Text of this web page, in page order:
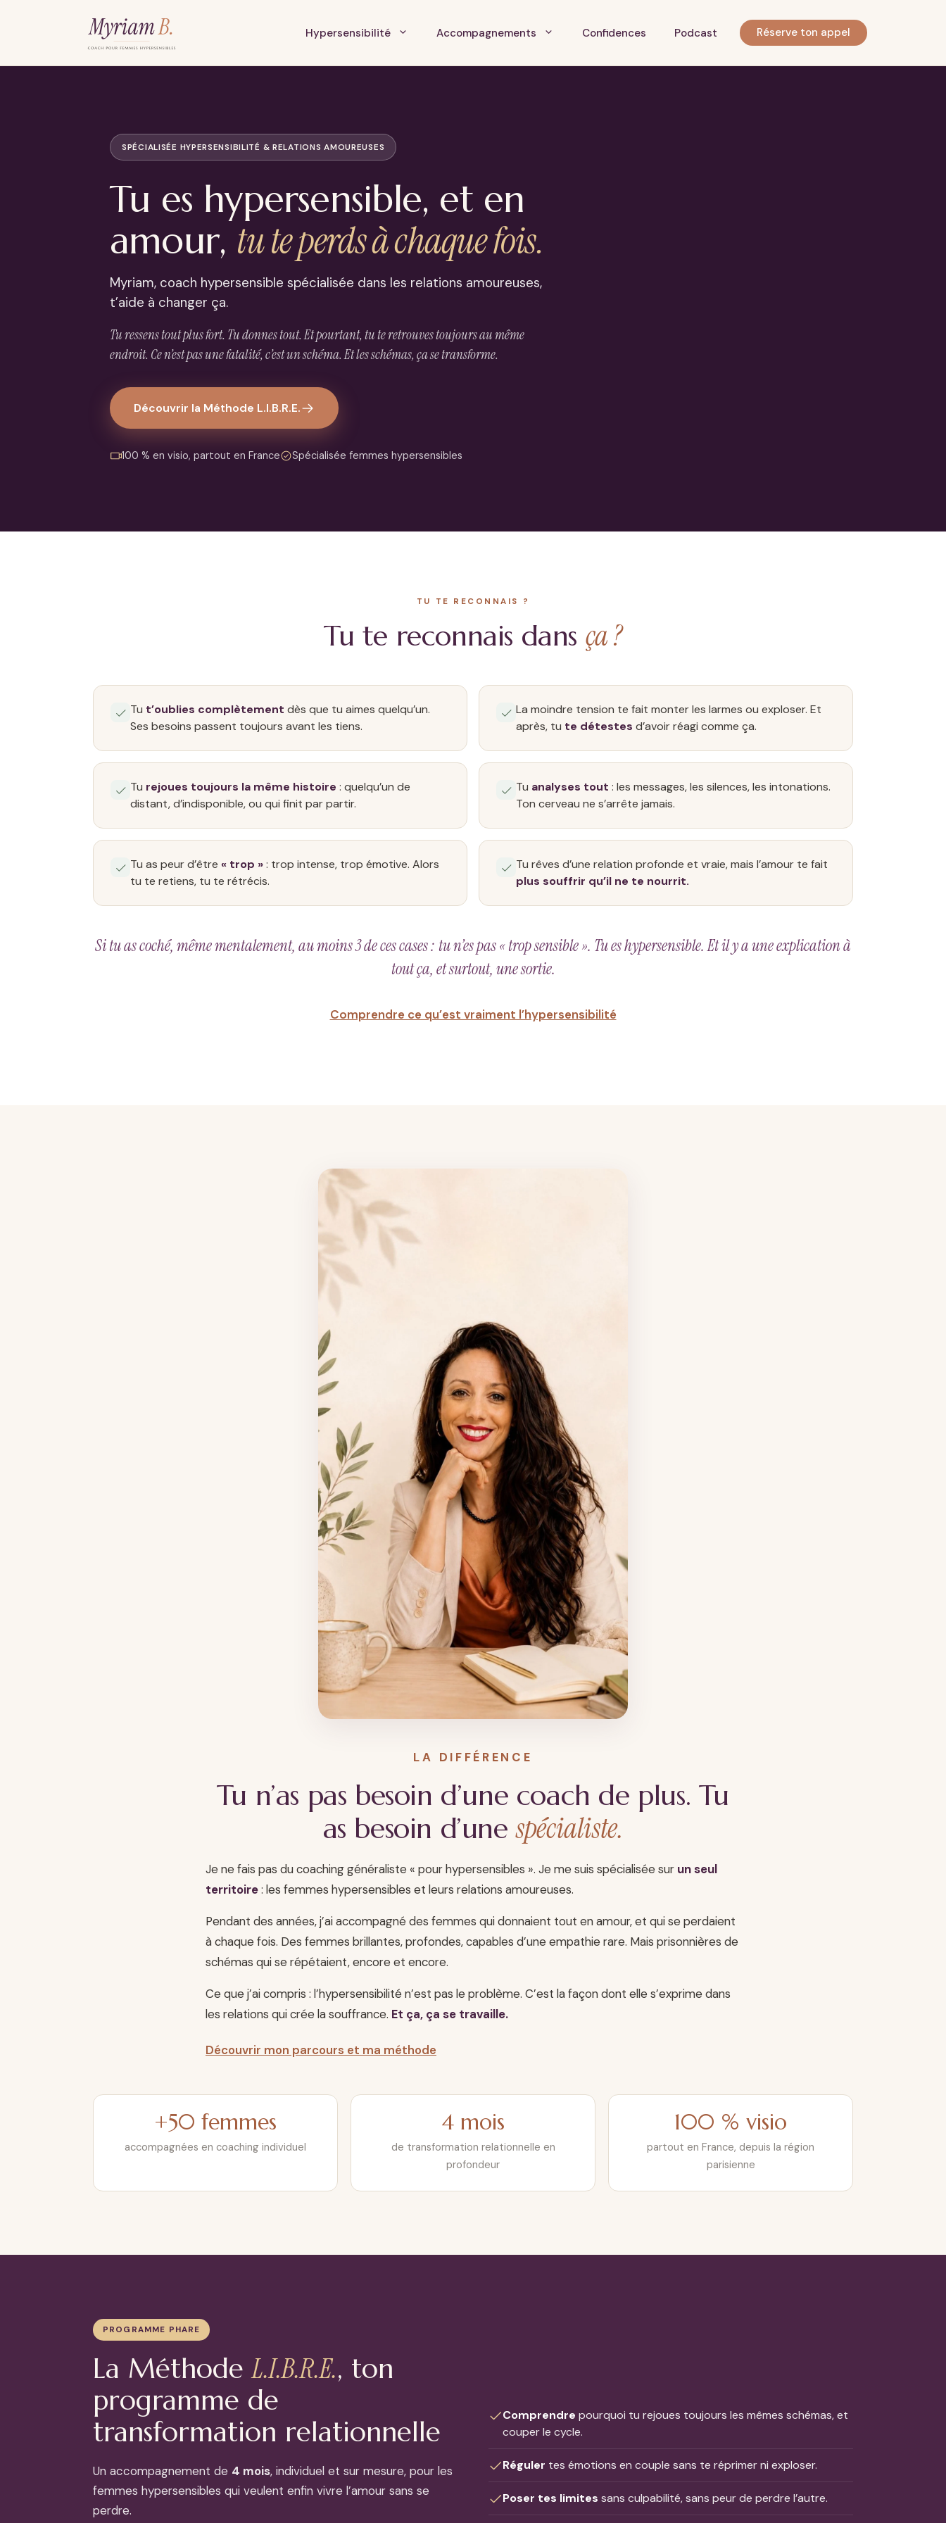
Hypersensibilité Accompagnements Confidences Podcast Réserve ton appel
SPÉCIALISÉE HYPERSENSIBILITÉ & RELATIONS AMOUREUSES
Tu es hypersensible, et en
amour, tu te perds à chaque fois.
Myriam, coach hypersensible spécialisée dans les relations amoureuses,
t’aide à changer ça.
Tu ressens tout plus fort. Tu donnes tout. Et pourtant, tu te retrouves toujours au même
endroit. Ce n’est pas une fatalité, c’est un schéma. Et les schémas, ça se transforme.
Découvrir la Méthode L.I.B.R.E.
100 % en visio, partout en France Spécialisée femmes hypersensibles
TU TE RECONNAIS ?
Tu te reconnais dans ça ?
Tu t’oublies complètement dès que tu aimes quelqu’un.
Ses besoins passent toujours avant les tiens.
La moindre tension te fait monter les larmes ou exploser. Et
après, tu te détestes d’avoir réagi comme ça.
Tu rejoues toujours la même histoire : quelqu’un de
distant, d’indisponible, ou qui finit par partir.
Tu analyses tout : les messages, les silences, les intonations.
Ton cerveau ne s’arrête jamais.
Tu as peur d’être « trop »: trop intense, trop émotive. Alors
tu te retiens, tu te rétrécis.
Tu rêves d’une relation profonde et vraie, mais l’amour te fait
plus souffrir qu’il ne te nourrit.
Si tu as coché, même mentalement, au moins 3 de ces cases : tu n’es pas « trop sensible ». Tu es hypersensible. Et il y a une explication à
tout ça, et surtout, une sortie.
Comprendre ce qu’est vraiment l’hypersensibilité
LA DIFFÉRENCE
Tu n’as pas besoin d’une coach de plus. Tu
as besoin d’unespécialiste.
Je ne fais pas du coaching généraliste « pour hypersensibles ». Je me suis spécialisée sur un seul
territoire: les femmes hypersensibles et leurs relations amoureuses.
Pendant des années, j’ai accompagné des femmes qui donnaient tout en amour, et qui se perdaient
à chaque fois. Des femmes brillantes, profondes, capables d’une empathie rare. Mais prisonnières de
schémas qui se répétaient, encore et encore.
Ce que j’ai compris : l’hypersensibilité n’est pas le problème. C’est la façon dont elle s’exprime dans
les relations qui crée la souffrance. Et ça, ça se travaille.
Découvrir mon parcours et ma méthode
+50 femmes
accompagnées en coaching individuel
4 mois
de transformation relationnelle en
profondeur
100 % visio
partout en France, depuis la région
parisienne
PROGRAMME PHARE
La MéthodeL.I.B.R.E., ton
programme de
transformation relationnelle
Un accompagnement de 4 mois, individuel et sur mesure, pour les
femmes hypersensibles qui veulent enfin vivre l’amour sans se
perdre.
Comprendre pourquoi tu rejoues toujours les mêmes schémas, et
couper le cycle.
Réguler tes émotions en couple sans te réprimer ni exploser.
Poser tes limites sans culpabilité, sans peur de perdre l’autre.